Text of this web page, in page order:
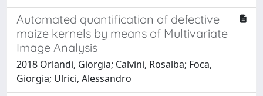
Automated quantification of defective
maize kernels by means of Multivariate
Image Analysis
2018 Orlandi, Giorgia; Calvini, Rosalba; Foca,
Giorgia; Ulrici, Alessandro